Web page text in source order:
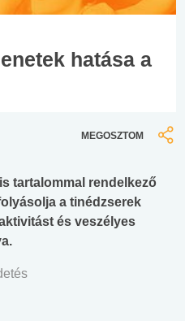
hatása a
MEGOSZTOM
tartalommal rendelkező
a tinédzserek
és veszélyes